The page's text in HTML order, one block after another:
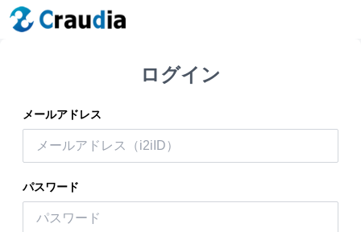
ログイン
メールアドレス
パスワード